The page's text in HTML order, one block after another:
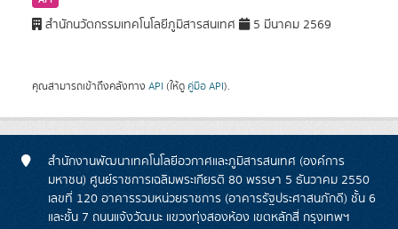
สำนักนวัตกรรมเทคโนโลยีภูมิสารสนเทศ 5 มีนาคม 2569
คุณสามารถเข้าถึงคลังทาง API (ให้ดู คู่มือ API).
สำนักงานพัฒนาเทคโนโลยีอวกาศและภูมิสารสนเทศ (องค์การ
มหาชน) ศูนย์ราชการเฉลิมพระเกียรติ 80 พรรษา 5 ธันวาคม 2550
เลขที่ 120 อาคารรวมหน่วยราชการ (อาคารรัฐประศาสนภักดี) ชั้น 6
และชั้น 7 ถนนแจ้งวัฒนะ แขวงทุ่งสองห้อง เขตหลักสี่ กรุงเทพฯ